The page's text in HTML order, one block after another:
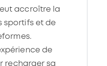
accroître la
sportifs et de
de
recharger sa